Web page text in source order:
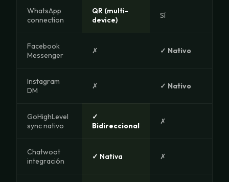
WhatsApp
connection
QR (multi-
device)
Sí
Facebook
Messenger
✗ ✓ Nativo
Instagram
DM
✗ ✓ Nativo
GoHighLevel
sync nativo
✓
Bidireccional
✗
Chatwoot
integración
✓ Nativa ✗